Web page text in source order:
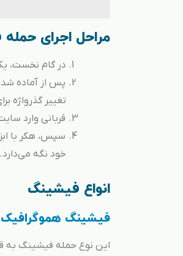
مراحل اجرای
در گام نخست،
پس از آماده
تغییر گذرواژه
قربانی وارد
سپس، هکر با
خود نگه می‌دارد.
انواع فیشینگ
فیشینگ هموگرافیک
این نوع حمله فیشینگ به